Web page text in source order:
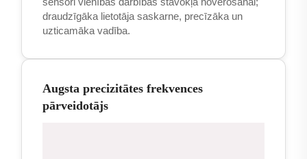
draudzīgāka lietotāja saskarne, precīzāka un
uzticamāka vadība.
Augsta precizitātes frekvences
pārveidotājs